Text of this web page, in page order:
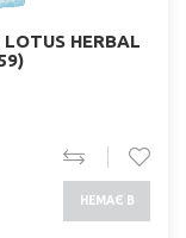
HERBAL
НЕМАЄ В